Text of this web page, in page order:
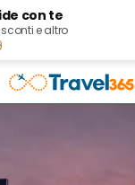
con te
e altro